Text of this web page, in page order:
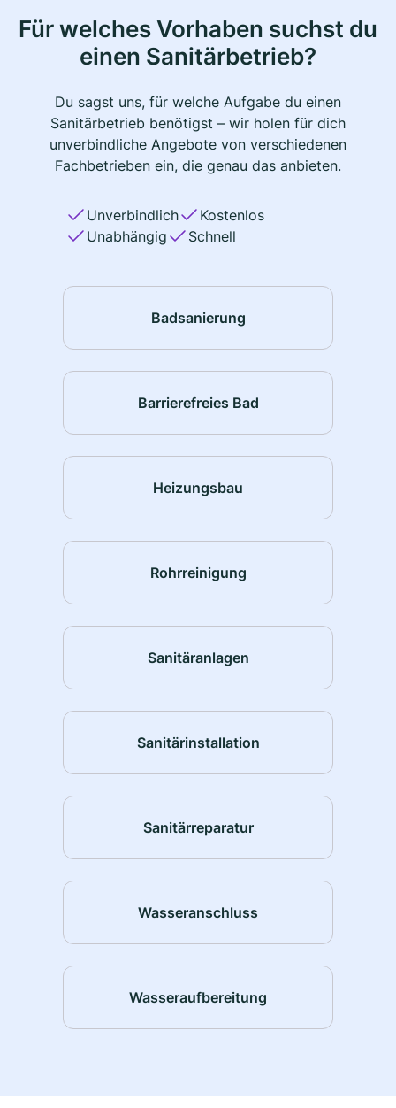
Für welches Vorhaben suchst du
einen Sanitärbetrieb?
Du sagst uns, für welche Aufgabe du einen
Sanitärbetrieb benötigst – wir holen für dich
unverbindliche Angebote von verschiedenen
Fachbetrieben ein, die genau das anbieten.
Unverbindlich
Kostenlos
Unabhängig
Schnell
Badsanierung
Barrierefreies Bad
Heizungsbau
Rohrreinigung
Sanitäranlagen
Sanitärinstallation
Sanitärreparatur
Wasseranschluss
Wasseraufbereitung